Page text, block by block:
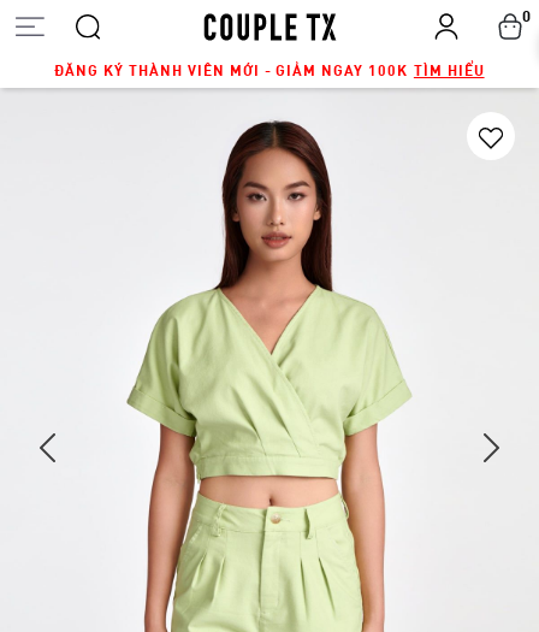
ĐĂNG KÝ THÀNH VIÊN MỚI - GIẢM NGAY 100K TÌM HIỂU
0
Previous
Next